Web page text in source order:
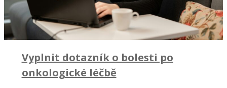
Vyplnit dotazník o bolesti po
onkologické léčbě